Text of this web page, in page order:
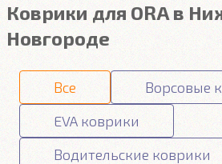
Коврики для ORA в
Новгороде
Все
Ворсовые
EVA коврики
Водительские коврики